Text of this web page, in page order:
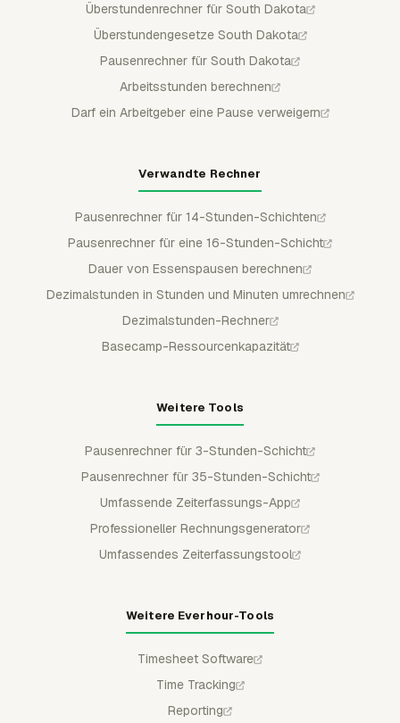
Überstundenrechner für South Dakota
Überstundengesetze South Dakota
Pausenrechner für South Dakota
Arbeitsstunden berechnen
Darf ein Arbeitgeber eine Pause verweigern
Verwandte Rechner
Pausenrechner für 14-Stunden-Schichten
Pausenrechner für eine 16-Stunden-Schicht
Dauer von Essenspausen berechnen
Dezimalstunden in Stunden und Minuten umrechnen
Dezimalstunden-Rechner
Basecamp-Ressourcenkapazität
Weitere Tools
Pausenrechner für 3-Stunden-Schicht
Pausenrechner für 35-Stunden-Schicht
Umfassende Zeiterfassungs-App
Professioneller Rechnungsgenerator
Umfassendes Zeiterfassungstool
Weitere Everhour-Tools
Timesheet Software
Time Tracking
Reporting